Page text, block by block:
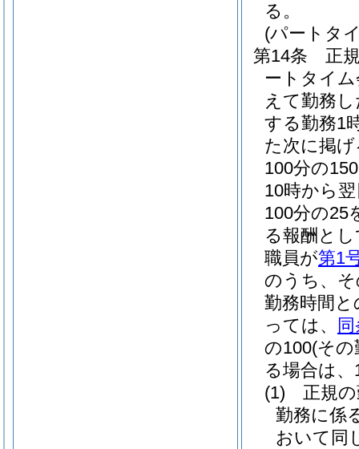
る。
(パートタ
第14条
正
ートタイ
えて勤務
する勤務1
た次に掲
100分の
10時から
100分の25
る報酬と
職員が第1
のうち、
勤務時間
っては、
の100(その
る場合は
(1)
正規
勤務に係
おいて同